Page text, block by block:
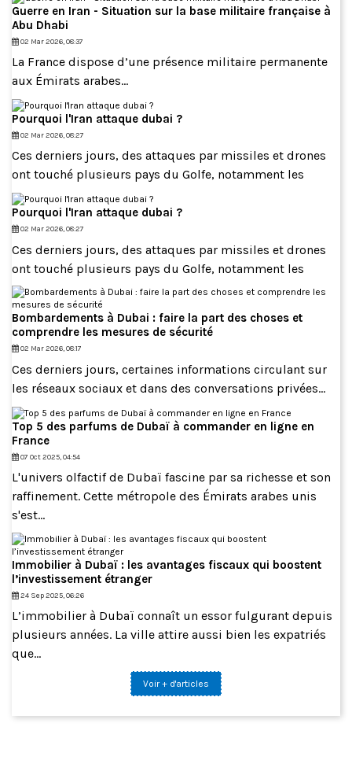
Guerre en Iran - Situation sur la base militaire française à
Abu Dhabi
02 Mar 2026, 08:37
La France dispose d’une présence militaire permanente
aux Émirats arabes...
Pourquoi l'Iran attaque dubai ?
02 Mar 2026, 08:27
Ces derniers jours, des attaques par missiles et drones
ont touché plusieurs pays du Golfe, notamment les
Pourquoi l'Iran attaque dubai ?
02 Mar 2026, 08:27
Ces derniers jours, des attaques par missiles et drones
ont touché plusieurs pays du Golfe, notamment les
Bombardements à Dubai : faire la part des choses et
comprendre les mesures de sécurité
02 Mar 2026, 08:17
Ces derniers jours, certaines informations circulant sur
les réseaux sociaux et dans des conversations privées...
Top 5 des parfums de Dubaï à commander en ligne en
France
07 Oct 2025, 04:54
L'univers olfactif de Dubaï fascine par sa richesse et son
raffinement. Cette métropole des Émirats arabes unis
s'est...
Immobilier à Dubaï : les avantages fiscaux qui boostent
l’investissement étranger
24 Sep 2025, 06:26
L’immobilier à Dubaï connaît un essor fulgurant depuis
plusieurs années. La ville attire aussi bien les expatriés
que...
Voir + d'articles